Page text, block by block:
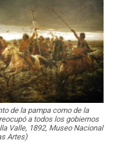
de la pampa como de la
a todos los gobiernos
Valle, 1892, Museo Nacional
Artes)